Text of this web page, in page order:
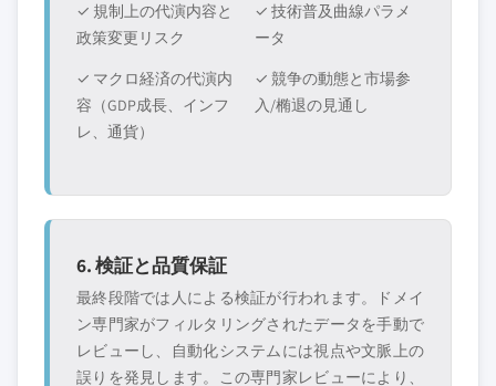
✓ 規制上の代演内容と
政策変更リスク
✓ 技術普及曲線パラメ
ータ
✓ マクロ経済の代演内
容（GDP成長、インフ
レ、通貨）
✓ 競争の動態と市場参
入/椭退の見通し
6. 検証と品質保証
最終段階では人による検証が行われます。ドメイ
ン専門家がフィルタリングされたデータを手動で
レビューし、自動化システムには視点や文脈上の
誤りを発見します。この専門家レビューにより、